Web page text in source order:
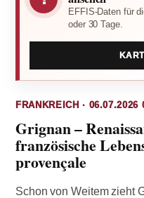
EFFIS-Daten für
oder 30 Tage.
FRANKREICH · 06.07.2026
Grignan –
französische
provençale
Schon von Weitem zieht